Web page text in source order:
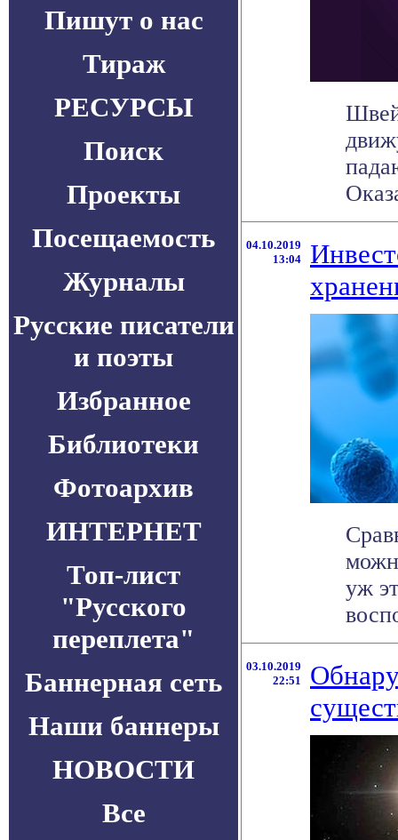
Пишут о нас
Тираж
РЕСУРСЫ
Поиск
Проекты
Посещаемость
Журналы
Русские писатели
и поэты
Избранное
Библиотеки
Фотоархив
ИНТЕРНЕТ
Топ-лист
"Русского
переплета"
Баннерная сеть
Наши баннеры
НОВОСТИ
Все
04.10.2019
13:04
уж
03.10.2019
22:51